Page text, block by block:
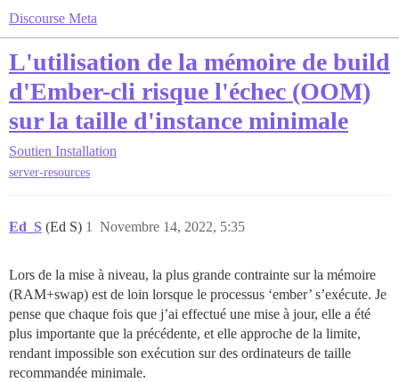
Discourse Meta
L'utilisation de la mémoire de build
d'Ember-cli risque l'échec (OOM)
sur la taille d'instance minimale
Soutien Installation
server-resources
Ed_S (Ed S) Novembre 14, 2022, 5:35
1
Lors de la mise à niveau, la plus grande contrainte sur la mémoire
(RAM+swap) est de loin lorsque le processus ‘ember’ s’exécute. Je
pense que chaque fois que j’ai effectué une mise à jour, elle a été
plus importante que la précédente, et elle approche de la limite,
rendant impossible son exécution sur des ordinateurs de taille
recommandée minimale.